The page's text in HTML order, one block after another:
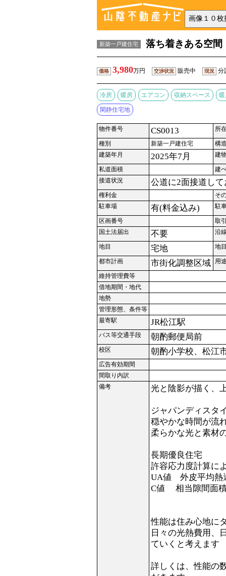
新築一戸建住宅 落ち着きある空
価格 3,980万円 交渉状況 販売中 現況 分
冷房 暖房 エアコン 収納スペース
閑静住宅地
物件番号 CS0013 所
種別 新築一戸建住宅
構
建築年月
2025年7月 建
私道面積
建
接道状況
公道に2面接道し
権利金
そ
駐車場
有(料金込み) 駐
区画番号
取
国土法届出
不要 沿
地目 宅地 地
都市計画 市街化調整区域 用
維持管理費等
借地期間・地代
地勢
管理形態、条件等
最寄駅
JR松江駅
バス等交通手段 朝酌郵便局前
校区 朝酌小学校、松江
広告有効期間
間取り内訳
備考
光と陰影が描く、
ジャパンディスタ
穏やかな時間が流
柔らかな光と素材
長期優良住宅
許容応力度計算に
UA値 外皮平均熱
C値 相当隙間面
性能は住み心地に
日々の光熱費用
ていくと考えます
詳しくは、性能の